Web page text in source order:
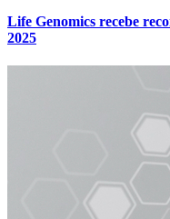
Life Genomics recebe
2025